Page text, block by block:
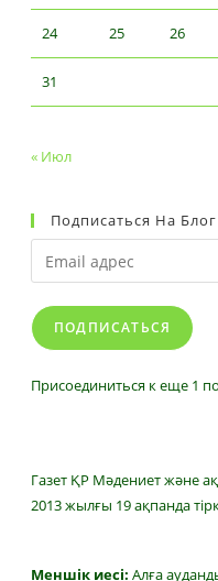
24 25 26
31
« Июл
Подписаться На
Email
адрес
ПОДПИСАТЬСЯ
Присоединиться к еще 1
Газет ҚР Мәдениет және
2013 жылғы 19 ақпанда
Меншік иесі: Алға